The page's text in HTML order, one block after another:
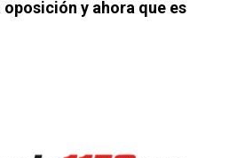
oposición y ahora que es